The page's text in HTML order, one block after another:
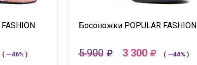
( —46% )
Босоножки POPULAR FASHION
5 900 3 300 ( —44% )